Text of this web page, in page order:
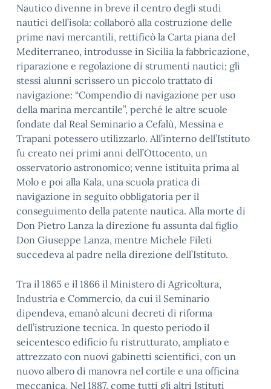
Nautico divenne in breve il centro degli studi
nautici dell’isola: collaborò alla costruzione delle
prime navi mercantili, rettificò la Carta piana del
Mediterraneo, introdusse in Sìcilia la fabbricazione,
riparazione e regolazione di strumenti nautici; gli
stessi alunni scrissero un piccolo trattato di
navigazione: “Compendio di navigazione per uso
della marina mercantile”, perché le altre scuole
fondate dal Real Seminario a Cefalù, Messina e
Trapani potessero utilizzarlo. All’interno dell’Istituto
fu creato nei primi anni dell’Ottocento, un
osservatorio astronomico; venne istituita prima al
Molo e poi alla Kala, una scuola pratica di
navigazione in seguito obbligatoria per il
conseguimento della patente nautica. Alla morte di
Don Pietro Lanza la direzione fu assunta dal figlio
Don Giuseppe Lanza, mentre Michele Fileti
succedeva al padre nella direzione dell’Istituto.
Tra il 1865 e il 1866 il Ministero di Agricoltura,
Industria e Commercio, da cui il Seminario
dipendeva, emanò alcuni decreti di riforma
dell’istruzione tecnica. In questo periodo il
seicentesco edificio fu ristrutturato, ampliato e
attrezzato con nuovi gabinetti scientifici, con un
nuovo albero di manovra nel cortile e una officina
meccanica. Nel 1887, come tutti gli altri Istituti